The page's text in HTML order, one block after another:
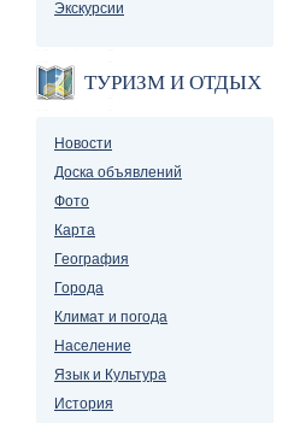
Экскурсии
ТУРИЗМ И ОТДЫХ
Новости
Доска объявлений
Фото
Карта
География
Города
Климат и погода
Население
Язык и Культура
История